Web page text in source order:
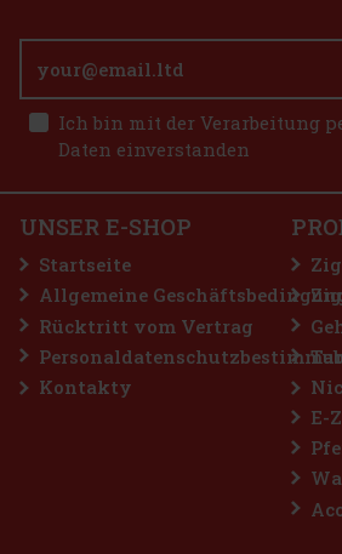
Aroma mit grasigen Noten und einem
der Zigarre: Deckblatt –
LIO BASE PRO - Onyx
(5 st)
Ich bin mit der Verarbeitung
Daten einverstanden
UNSER E-SHOP
Startseite
Allgemeine
Rücktritt vom Vertrag
Kontakty
E-